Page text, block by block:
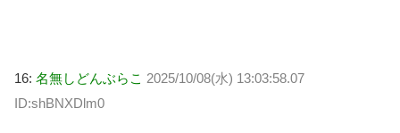
16: 名無しどんぶらこ 2025/10/08(水) 13:03:58.07
ID:shBNXDlm0